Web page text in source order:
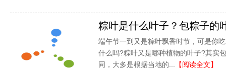
粽叶是什么叶子？包粽子的
端午节一到又是粽叶飘香时节，可是你
什么吗?粽叶又是哪种植物的叶子?其实
同，大多是根据当地的...
【阅读全文】